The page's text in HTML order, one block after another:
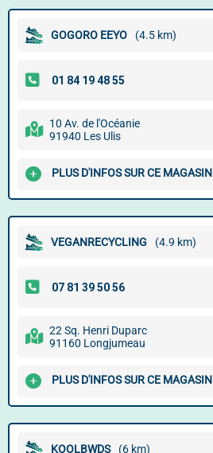
GOGORO EEYO (4.5 km)
10 Av. de l'Océanie
91940 Les Ulis
PLUS D'INFOS SUR CE MAGASIN
VEGANRECYCLING (4.9 km)
22 Sq. Henri Duparc
91160 Longjumeau
PLUS D'INFOS SUR CE MAGASIN
KOOLBWDS (6 km)